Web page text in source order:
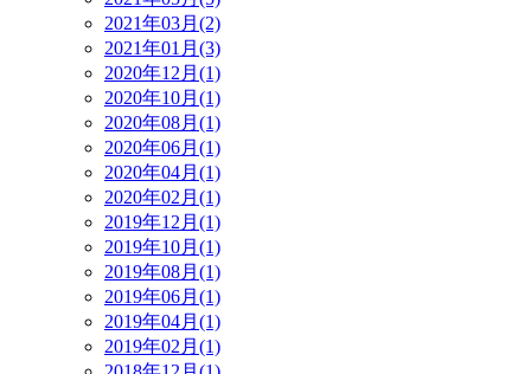
2021年03月(2)
2021年01月(3)
2020年12月(1)
2020年10月(1)
2020年08月(1)
2020年06月(1)
2020年04月(1)
2020年02月(1)
2019年12月(1)
2019年10月(1)
2019年08月(1)
2019年06月(1)
2019年04月(1)
2019年02月(1)